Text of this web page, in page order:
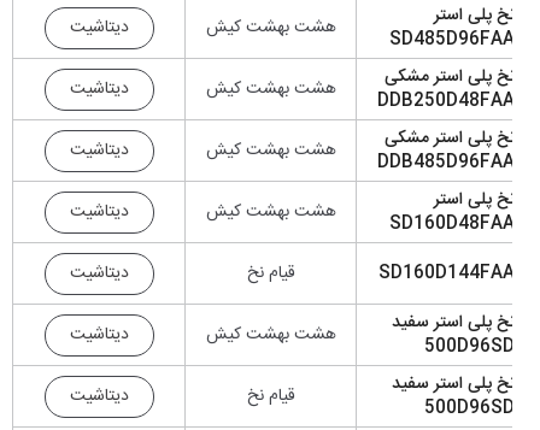
پلی استر
هشت بهشت کیش
دیتاشیت
پلی استر مشکی
هشت بهشت کیش
دیتاشیت
پلی استر مشکی
هشت بهشت کیش
دیتاشیت
پلی استر
هشت بهشت کیش دیتاشیت
قیام نخ
دیتاشیت
پلی استر سفید
هشت بهشت کیش
دیتاشیت
پلی استر سفید
قیام نخ
دیتاشیت